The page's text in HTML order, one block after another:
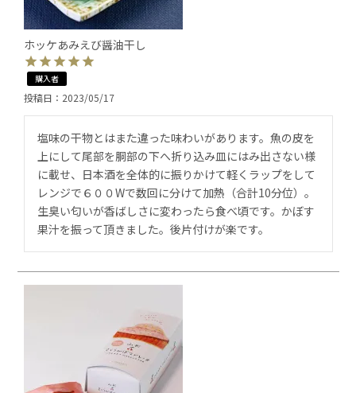
ホッケあみえび醤油干し
購入者
投稿日 2023/05/17
塩味の干物とはまた違った味わいがあります。魚の皮を
上にして尾部を胴部の下へ折り込み皿にはみ出さない様
に載せ、日本酒を全体的に振りかけて軽くラップをして
レンジで６００Wで数回に分けて加熱（合計10分位）。
生臭い匂いが香ばしさに変わったら食べ頃です。かぼす
果汁を振って頂きました。後片付けが楽です。